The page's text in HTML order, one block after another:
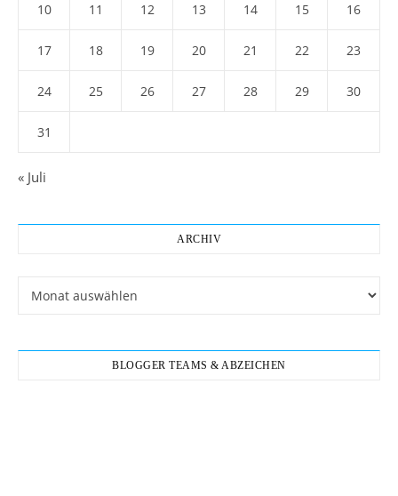
10 11 12 13 14 15 16
17 18 19 20 21 22 23
24 25 26 27 28 29 30
31
« Juli
ARCHIV
BLOGGER TEAMS & ABZEICHEN